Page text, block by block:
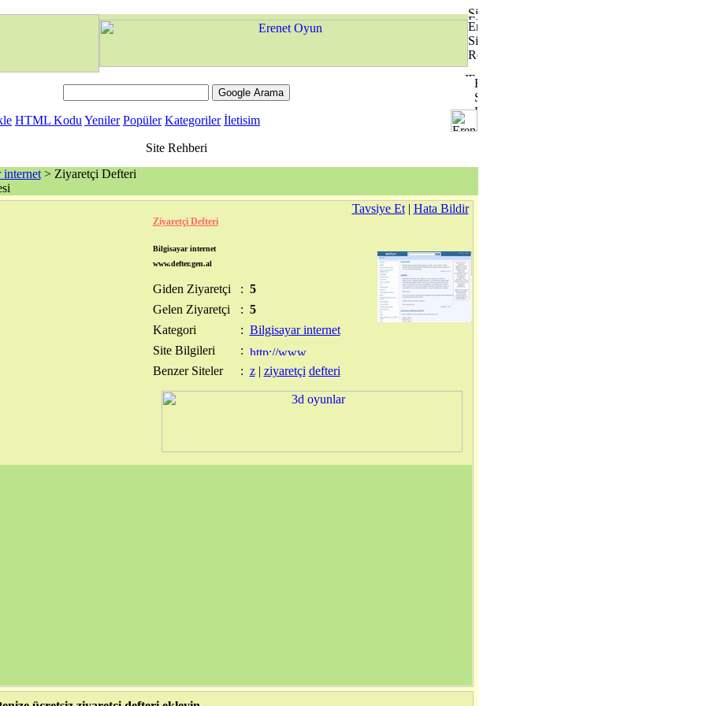
HTML Kodu Yeniler Popüler Kategoriler İletisim
Site Rehberi
> Ziyaretçi Defteri
Tavsiye Et| Hata Bildir
Ziyaretçi Defteri
Bilgisayar internet
www.defter.gen.al
Giden Ziyaretçi : 5
Gelen Ziyaretçi
: 5
Kategori
: Bilgisayar internet
Site Bilgileri
:
Benzer Siteler
: z| ziyaretçi defteri